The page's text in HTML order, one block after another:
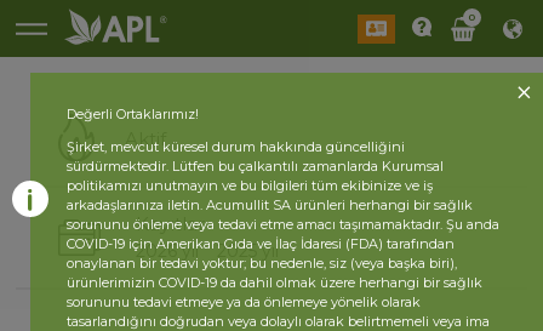
0
Aktif
Kayıtlar
2026 yıl 2025 yıl
Değerli Ortaklarımız!
Şirket, mevcut küresel durum hakkında güncelliğini
sürdürmektedir. Lütfen bu çalkantılı zamanlarda Kurumsal
politikamızı unutmayın ve bu bilgileri tüm ekibinize ve iş
arkadaşlarınıza iletin. Acumullit SA ürünleri herhangi bir sağlık
sorununu önleme veya tedavi etme amacı taşımamaktadır. Şu anda
COVID-19 için Amerikan Gıda ve İlaç İdaresi (FDA) tarafından
onaylanan bir tedavi yoktur; bu nedenle, siz (veya başka biri),
ürünlerimizin COVID-19 da dahil olmak üzere herhangi bir sağlık
sorununu tedavi etmeye ya da önlemeye yönelik olarak
tasarlandığını doğrudan veya dolaylı olarak belirtmemeli veya ima